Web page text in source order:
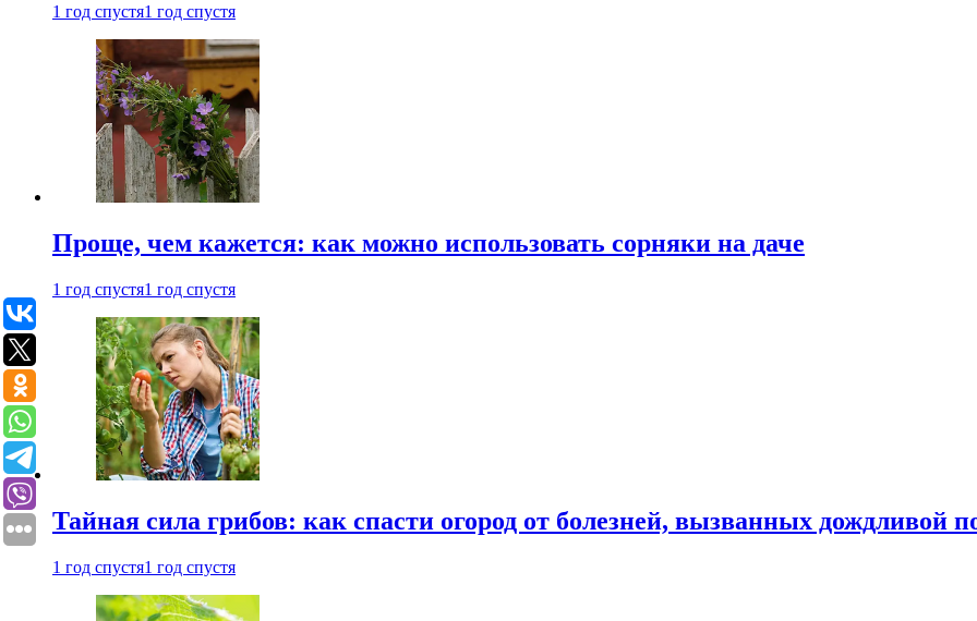
1 год спустя1 год спустя
Проще, чем кажется: как можно использовать сорняки на даче
1 год спустя1 год спустя
Тайная сила грибов: как спасти огород от болезней, вызванных дождливой
1 год спустя1 год спустя